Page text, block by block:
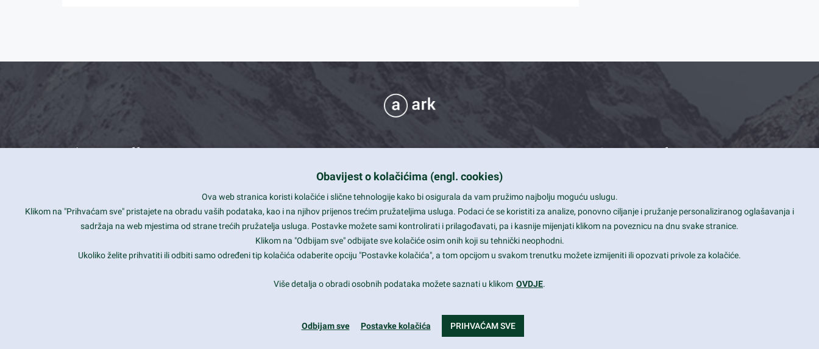
What we offer
Is your website user friendly?
Ark offers weekly stunning designs.
Why our customers love Ark?
Smart and beautiful design
Unlimited Eelements
Mobile ready
Contact Info
View, CA 94043
+1 650-253-0000
Daily: 9:00 am - 6:00 pm
Obavijest o kolačićima (engl. cookies)
Ova web stranica koristi kolačiće i slične tehnologije kako bi osigurala da vam pružimo najbolju moguću uslugu.
Klikom na "Prihvaćam sve" pristajete na obradu vaših podataka, kao i na njihov prijenos trećim pružateljima usluga. Podaci će se koristiti za analize, ponovno ciljanje i pružanje personaliziranog oglašavanja i
sadržaja na web mjestima od strane trećih pružatelja usluga. Postavke možete sami kontrolirati i prilagođavati, pa i kasnije mijenjati klikom na poveznicu na dnu svake stranice.
Klikom na "Odbijam sve" odbijate sve kolačiće osim onih koji su tehnički neophodni.
Ukoliko želite prihvatiti ili odbiti samo određeni tip kolačića odaberite opciju "Postavke kolačića", a tom opcijom u svakom trenutku možete izmijeniti ili opozvati privole za kolačiće.
Više detalja o obradi osobnih podataka možete saznati u klikom OVDJE.
Odbijam sve Postavke kolačića PRIHVAĆAM SVE